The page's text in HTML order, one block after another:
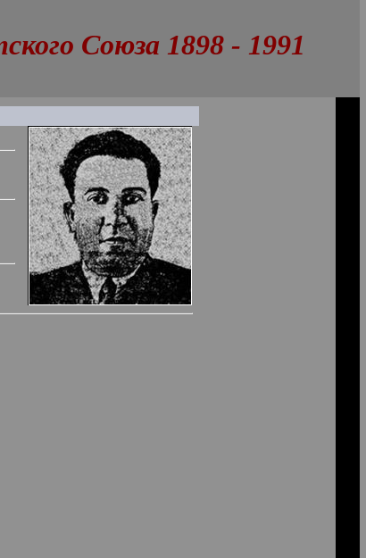
Союза 1898 - 1991